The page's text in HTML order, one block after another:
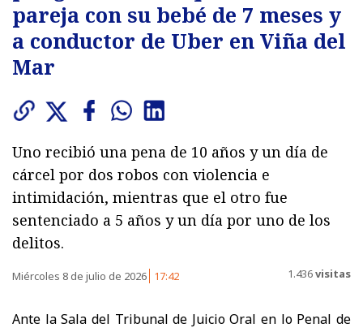
pareja con su bebé de 7 meses y
a conductor de Uber en Viña del
Mar
Uno recibió una pena de 10 años y un día de
cárcel por dos robos con violencia e
intimidación, mientras que el otro fue
sentenciado a 5 años y un día por uno de los
delitos.
Miércoles 8 de julio de 2026 17:42 1.436visitas
Ante la Sala del Tribunal de Juicio Oral en lo Penal de